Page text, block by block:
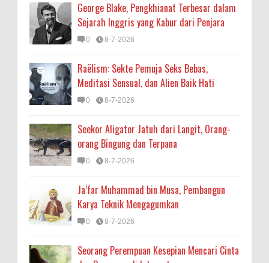
George Blake, Pengkhianat Terbesar dalam
Sejarah Inggris yang Kabur dari Penjara
0 8-7-2026
Raëlism: Sekte Pemuja Seks Bebas,
Meditasi Sensual, dan Alien Baik Hati
0 8-7-2026
Seekor Aligator Jatuh dari Langit, Orang-
orang Bingung dan Terpana
0 8-7-2026
Ja’far Muhammad bin Musa, Pembangun
Karya Teknik Mengagumkan
0 8-7-2026
Seorang Perempuan Kesepian Mencari Cinta